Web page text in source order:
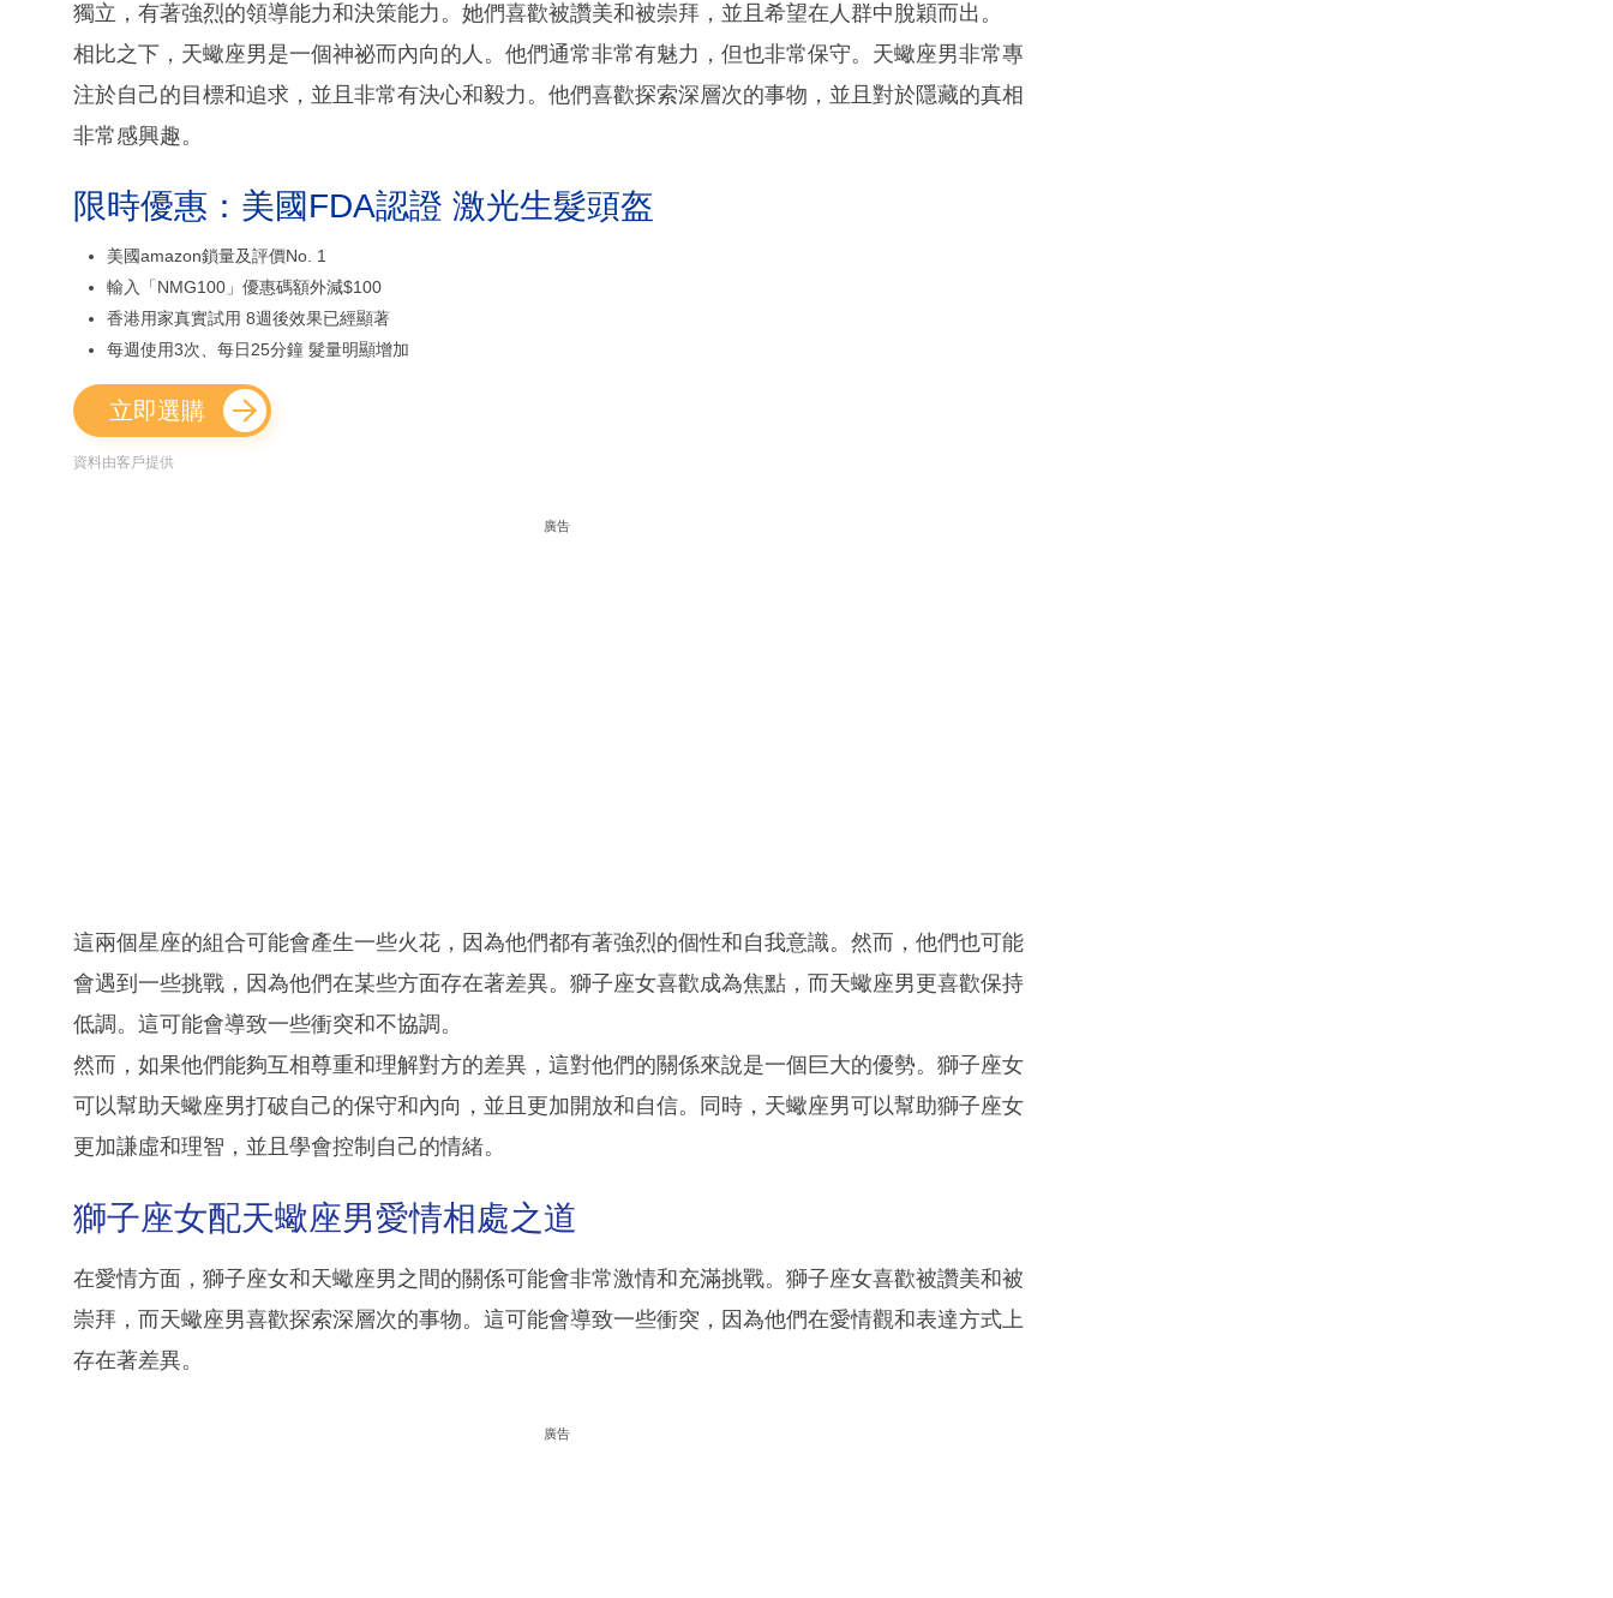
獨立，有著強烈的領導能力和決策能力。她們喜歡被讚美和被崇拜，並且希望在人群中脫穎而出。
相比之下，天蠍座男是一個神祕而內向的人。他們通常非常有魅力，但也非常保守。天蠍座男非常專
注於自己的目標和追求，並且非常有決心和毅力。他們喜歡探索深層次的事物，並且對於隱藏的真相
非常感興趣。
限時優惠：美國FDA認證 激光生髮頭盔
美國amazon鎖量及評價No. 1
輸入「NMG100」優惠碼額外減$100
香港用家真實試用 8週後效果已經顯著
每週使用3次、每日25分鐘 髮量明顯增加
立即選購
資料由客戶提供
廣告
這兩個星座的組合可能會產生一些火花，因為他們都有著強烈的個性和自我意識。然而，他們也可能
會遇到一些挑戰，因為他們在某些方面存在著差異。獅子座女喜歡成為焦點，而天蠍座男更喜歡保持
低調。這可能會導致一些衝突和不協調。
然而，如果他們能夠互相尊重和理解對方的差異，這對他們的關係來說是一個巨大的優勢。獅子座女
可以幫助天蠍座男打破自己的保守和內向，並且更加開放和自信。同時，天蠍座男可以幫助獅子座女
更加謙虛和理智，並且學會控制自己的情緒。
獅子座女配天蠍座男愛情相處之道
在愛情方面，獅子座女和天蠍座男之間的關係可能會非常激情和充滿挑戰。獅子座女喜歡被讚美和被
崇拜，而天蠍座男喜歡探索深層次的事物。這可能會導致一些衝突，因為他們在愛情觀和表達方式上
存在著差異。
廣告